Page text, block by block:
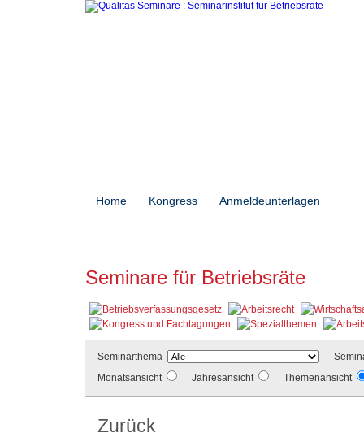
Home Kongress Anmeldeunterlagen
Seminare für Betriebsräte
Seminarthema
Monatsansicht
Jahresansicht Themenansicht
Zurück